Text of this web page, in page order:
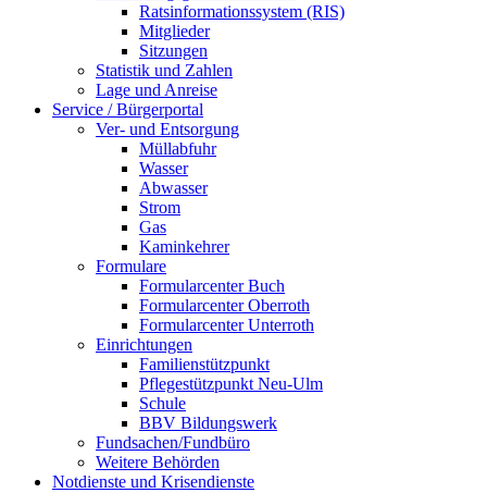
Ratsinformationssystem (RIS)
Mitglieder
Sitzungen
Statistik und Zahlen
Lage und Anreise
Service / Bürgerportal
Ver- und Entsorgung
Müllabfuhr
Wasser
Abwasser
Strom
Gas
Kaminkehrer
Formulare
Formularcenter Buch
Formularcenter Oberroth
Formularcenter Unterroth
Einrichtungen
Familienstützpunkt
Pflegestützpunkt Neu-Ulm
Schule
BBV Bildungswerk
Fundsachen/Fundbüro
Weitere Behörden
Notdienste und Krisendienste